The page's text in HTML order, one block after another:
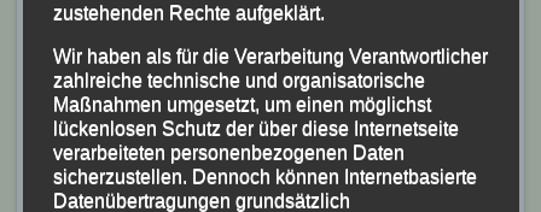
Susanne Ölhornlief die 10 Kilometer in 38:14
Minuten und rangiert damit im Frauenklassement auf
Platz 63.
zustehenden Rechte aufgeklärt.
Wir haben als für die Verarbeitung Verantwortlicher
zahlreiche technische und organisatorische
Maßnahmen umgesetzt, um einen möglichst
lückenlosen Schutz der über diese Internetseite
verarbeiteten personenbezogenen Daten
sicherzustellen. Dennoch können Internetbasierte
Datenübertragungen grundsätzlich